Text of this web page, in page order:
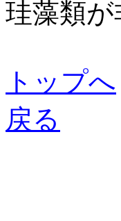
珪藻類
トップへ
戻る